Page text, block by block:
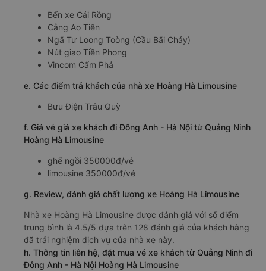
Bến xe Cái Rồng
Cảng Ao Tiên
Ngã Tư Loong Toòng (Cầu Bãi Cháy)
Nút giao Tiền Phong
Vincom Cẩm Phả
e. Các điểm trả khách của nhà xe Hoàng Hà Limousine
Bưu Điện Trâu Quỳ
f. Giá vé giá xe khách đi Đông Anh - Hà Nội từ Quảng Ninh
Hoàng Hà Limousine
ghế ngồi 350000đ/vé
limousine 350000đ/vé
g. Review, đánh giá chất lượng xe Hoàng Hà Limousine
Nhà xe Hoàng Hà Limousine được đánh giá với số điểm
trung bình là 4.5/5 dựa trên 128 đánh giá của khách hàng
đã trải nghiệm dịch vụ của nhà xe này.
h. Thông tin liên hệ, đặt mua vé xe khách từ Quảng Ninh đi
Đông Anh - Hà Nội Hoàng Hà Limousine